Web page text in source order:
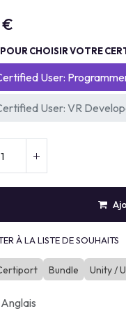
€
CHOISIR VOTRE
User:
User: VR
À LA LISTE DE SOUHAITS
Bundle Unity /
Anglais